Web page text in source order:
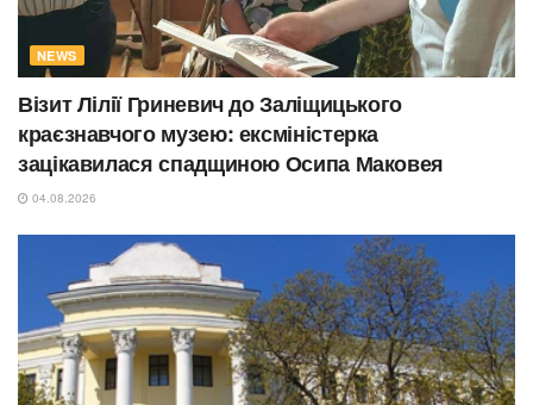
NEWS
Візит Лілії Гриневич до Заліщицького
краєзнавчого музею: ексміністерка
зацікавилася спадщиною Осипа Маковея
04.08.2026